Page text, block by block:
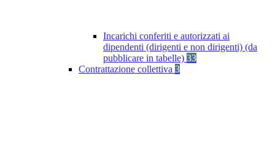
Incarichi conferiti e autorizzati ai
dipendenti (dirigenti e non dirigenti) (da
pubblicare in tabelle) 33
Contrattazione collettiva 3